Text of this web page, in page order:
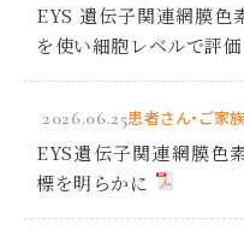
EYS 遺伝子関連網膜色
を使い細胞レベルで評価
2026.06.25患者さん・ご家
EYS遺伝子関連網膜色
標を明らかに